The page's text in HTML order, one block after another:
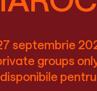
septembrie
groups